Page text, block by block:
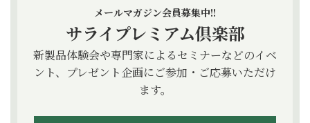
メールマガジン会員募集中!!
サライプレミアム倶楽部
新製品体験会や専門家によるセミナーなどのイベ
ント、プレゼント企画にご参加・ご応募いただけ
ます。